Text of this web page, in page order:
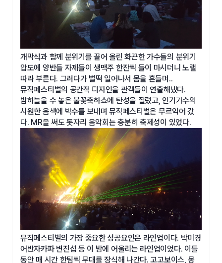
개막식과 함께 분위기를 끌어 올린 화끈한 가수들의 분위기
압도에 양반들 자제들이 생맥주 한잔씩 들이 마시더니 노랠
따라 부른다. 그러다가 벌떡 일어나서 몸을 흔들며..
뮤직페스티벌의 공간적 디자인을 관객들이 연출해냈다.
밤하늘을 수 놓은 불꽃축하쇼에 탄성을 질렀고, 인기가수의
시원한 음색에 박수를 보내며 뮤직페스티벌은 무르익어 갔
다. MR을 써도 돗자리 음악회는 충분히 축제성이 있었다.
뮤직페스티벌의 가장 중요한 성공요인은 라인업이다. 박미경
어반자카파 변진섭 등 이 밤에 어울리는 라인업이었다. 이틀
동안 매 시간 한팀씩 무대를 장식해 나간다. 고고보이스, 몽